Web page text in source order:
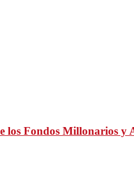
Fondos Millonarios y